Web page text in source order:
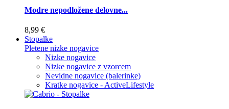
Modre nepodložene delovne...
8,99 €
Stopalke
Pletene nizke nogavice
Nizke nogavice
Nizke nogavice z vzorcem
Nevidne nogavice (balerinke)
Kratke nogavice - ActiveLifestyle